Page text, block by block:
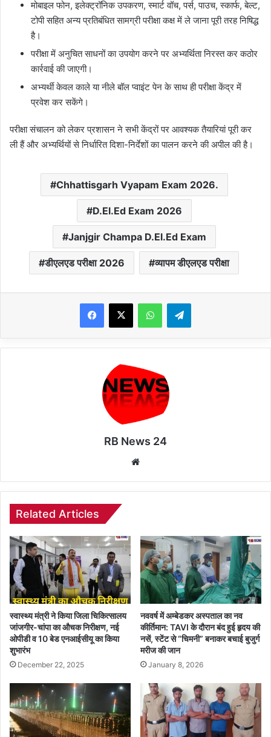
मोबाइल फोन, इलेक्ट्रॉनिक उपकरण, स्मार्ट वॉच, पर्स, पाउच, स्कार्फ, बेल्ट,
टोपी सहित अन्य प्रतिबंधित सामग्री परीक्षा कक्ष में ले जाना पूरी तरह निषिद्ध
है।
परीक्षा में अनुचित साधनों का उपयोग करने पर अभ्यर्थिता निरस्त कर कठोर
कार्रवाई की जाएगी।
अभ्यर्थी केवल काले या नीले बॉल प्वाइंट पेन के साथ ही परीक्षा केंद्र में
प्रवेश कर सकेंगे।
परीक्षा संचालन को लेकर प्रशासन ने सभी केंद्रों पर आवश्यक तैयारियां पूरी कर
ली हैं और अभ्यर्थियों से निर्धारित दिशा-निर्देशों का पालन करने की अपील की है।
Chhattisgarh Vyapam Exam 2026.
D.El.Ed Exam 2026
Janjgir Champa D.El.Ed Exam
डीएलएड परीक्षा 2026 व्यापम डीएलएड परीक्षा
WhatsAppTelegram
RB News 24
Related Articles
स्वास्थ्य मंत्री ने किया जिला चिकित्सालय
जांजगीर-चांपा का औचक निरीक्षण, नई
ओपीडी व 10 बेड एनआईसीयू का किया
शुभारंभ
December 22, 2025
नववर्ष में अम्बेडकर अस्पताल का नव
कीर्तिमान: TAVI के दौरान बंद हुई हृदय की
नसें, स्टेंट से “चिमनी” बनाकर बचाई बुजुर्ग
मरीज की जान
January 8, 2026